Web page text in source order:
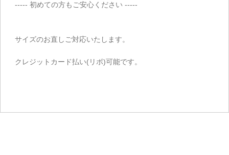
----- 初めての方もご安心ください -----
サイズのお直しご対応いたします。
クレジットカード払い(リボ)可能です。